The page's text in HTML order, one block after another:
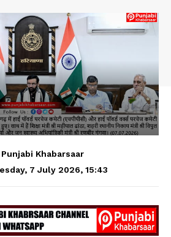
Punjabi Khabarsaar
7 July 2026, 15:43